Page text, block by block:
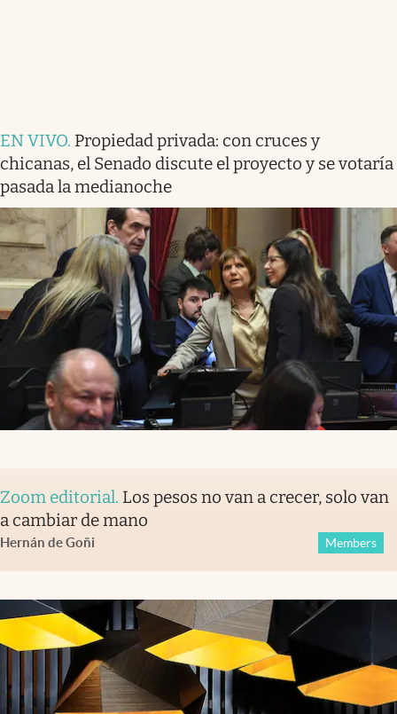
EN VIVO. Propiedad privada: con cruces y
chicanas, el Senado discute el proyecto y se votaría
pasada la medianoche
Zoom editorial. Los pesos no van a crecer, solo van
a cambiar de mano
Hernán de Goñi Members